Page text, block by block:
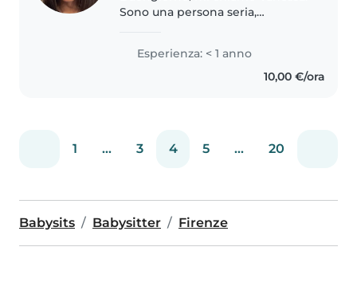
Sono una persona seria,
responsabile. Mi piace stare a
contatto con i bambini,
Esperienza: < 1 anno
10,00 €/ora
1 ... 3 4 5 ... 20
Babysits Babysitter Firenze